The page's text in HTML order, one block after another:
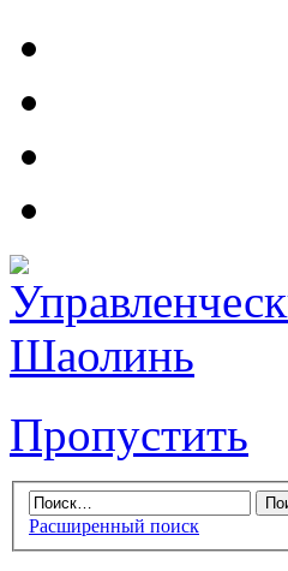
Пропустить
Расширенный поиск